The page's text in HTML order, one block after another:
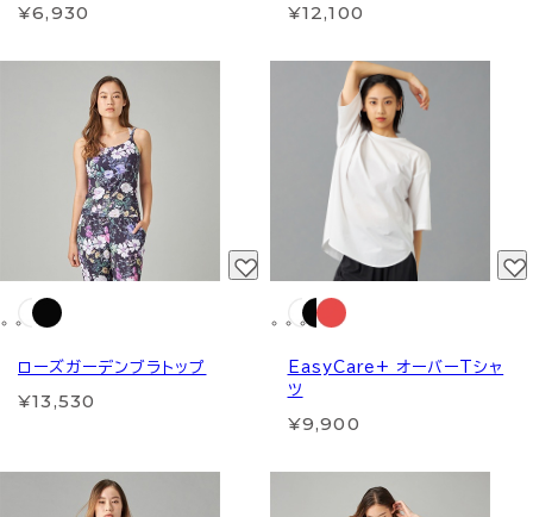
¥6,930 ¥12,100
ローズガーデンブラトップ
¥13,530
EasyCare+ オーバーTシャ
ツ
¥9,900